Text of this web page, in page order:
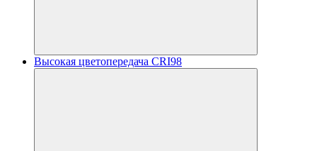
Высокая цветопередача CRI98